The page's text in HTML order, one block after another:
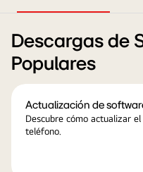
Descargas de
Populares
Actualización de
Descubre cómo actualizar
teléfono.